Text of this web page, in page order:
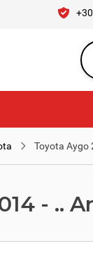
Toyota Aygo
- ..